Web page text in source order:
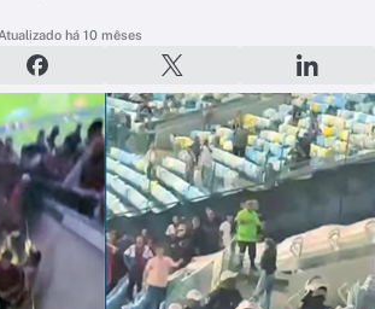
há 10 mêses